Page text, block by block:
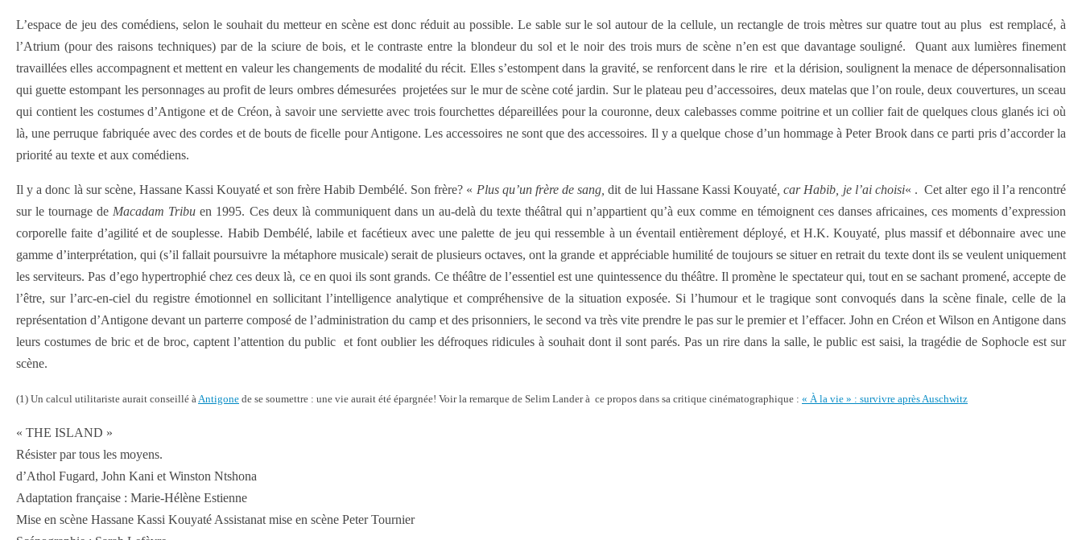
L’espace de jeu des comédiens, selon le souhait du metteur en scène est donc réduit au possible. Le sable sur le sol autour de la cellule, un rectangle de trois mètres sur quatre tout au plus est remplacé, à
l’Atrium (pour des raisons techniques) par de la sciure de bois, et le contraste entre la blondeur du sol et le noir des trois murs de scène n’en est que davantage souligné. Quant aux lumières finement
travaillées elles accompagnent et mettent en valeur les changements de modalité du récit. Elles s’estompent dans la gravité, se renforcent dans le rire et la dérision, soulignent la menace de dépersonnalisation
qui guette estompant les personnages au profit de leurs ombres démesurées projetées sur le mur de scène coté jardin. Sur le plateau peu d’accessoires, deux matelas que l’on roule, deux couvertures, un sceau
qui contient les costumes d’Antigone et de Créon, à savoir une serviette avec trois fourchettes dépareillées pour la couronne, deux calebasses comme poitrine et un collier fait de quelques clous glanés ici où
là, une perruque fabriquée avec des cordes et de bouts de ficelle pour Antigone. Les accessoires ne sont que des accessoires. Il y a quelque chose d’un hommage à Peter Brook dans ce parti pris d’accorder la
priorité au texte et aux comédiens.
Il y a donc là sur scène, Hassane Kassi Kouyaté et son frère Habib Dembélé. Son frère? « Plus qu’un frère de sang, dit de lui Hassane Kassi Kouyaté , car Habib, je l’ai choisi« . Cet alter ego il l’a rencontré
sur le tournage de Macadam Tribu en 1995. Ces deux là communiquent dans un au-delà du texte théâtral qui n’appartient qu’à eux comme en témoignent ces danses africaines, ces moments d’expression
corporelle faite d’agilité et de souplesse. Habib Dembélé, labile et facétieux avec une palette de jeu qui ressemble à un éventail entièrement déployé, et H.K. Kouyaté, plus massif et débonnaire avec une
gamme d’interprétation, qui (s’il fallait poursuivre la métaphore musicale) serait de plusieurs octaves, ont la grande et appréciable humilité de toujours se situer en retrait du texte dont ils se veulent uniquement
les serviteurs. Pas d’ego hypertrophié chez ces deux là, ce en quoi ils sont grands. Ce théâtre de l’essentiel est une quintessence du théâtre. Il promène le spectateur qui, tout en se sachant promené, accepte de
l’être, sur l’arc-en-ciel du registre émotionnel en sollicitant l’intelligence analytique et compréhensive de la situation exposée. Si l’humour et le tragique sont convoqués dans la scène finale, celle de la
représentation d’Antigone devant un parterre composé de l’administration du camp et des prisonniers, le second va très vite prendre le pas sur le premier et l’effacer. John en Créon et Wilson en Antigone dans
leurs costumes de bric et de broc, captent l’attention du public et font oublier les défroques ridicules à souhait dont il sont parés. Pas un rire dans la salle, le public est saisi, la tragédie de Sophocle est sur
scène.
(1) Un calcul utilitariste aurait conseillé àAntigone de se soumettre : une vie aurait été épargnée! Voir la remarque de Selim Lander à ce propos dans sa critique cinématographique : « À la vie » : survivre après Auschwitz
« THE ISLAND »
Résister par tous les moyens.
d’Athol Fugard, John Kani et Winston Ntshona
Adaptation française : Marie-Hélène Estienne
Mise en scène Hassane Kassi Kouyaté Assistanat mise en scène Peter Tournier